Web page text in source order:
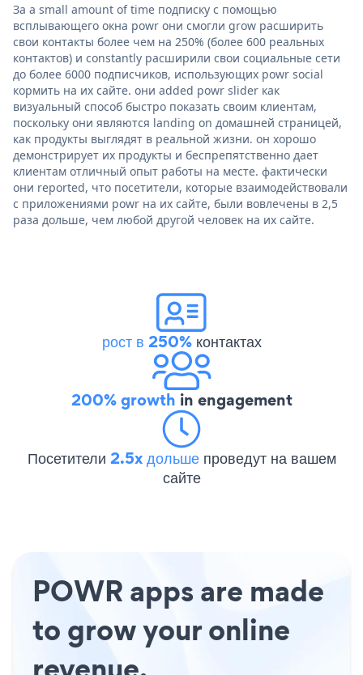
За a small amount of time подписку с помощью
всплывающего окна powr они смогли grow расширить
свои контакты более чем на 250% (более 600 реальных
контактов) и constantly расширили свои социальные сети
до более 6000 подписчиков, использующих powr social
кормить на их сайте. они added powr slider как
визуальный способ быстро показать своим клиентам,
поскольку они являются landing on домашней страницей,
как продукты выглядят в реальной жизни. он хорошо
демонстрирует их продукты и беспрепятственно дает
клиентам отличный опыт работы на месте. фактически
они reported, что посетители, которые взаимодействовали
с приложениями powr на их сайте, были вовлечены в 2,5
раза дольше, чем любой другой человек на их сайте.
рост в 250%контактах
200% growth in engagement
Посетители 2.5x дольше проведут на вашем
сайте
POWR apps are made
to grow your online